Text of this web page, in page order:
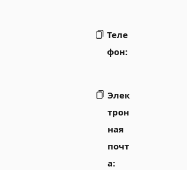
Теле
фон:
Элек
трон
ная
почт
а: